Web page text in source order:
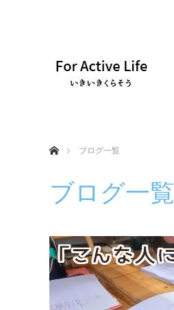
ブログ一覧
ブログ一覧